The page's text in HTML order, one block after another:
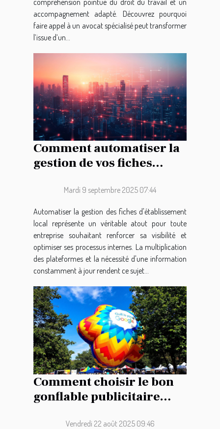
compréhension pointue du droit du travail et un
accompagnement adapté. Découvrez pourquoi
faire appel à un avocat spécialisé peut transformer
l’issue d’un...
Comment automatiser la
gestion de vos fiches
Mardi 9 septembre 2025 07:44
Automatiser la gestion des fiches d'établissement
local représente un véritable atout pour toute
entreprise souhaitant renforcer sa visibilité et
optimiser ses processus internes. La multiplication
des plateformes et la nécessité d'une information
constamment à jour rendent ce sujet...
Comment choisir le bon
gonflable publicitaire
Vendredi 22 août 2025 09:46